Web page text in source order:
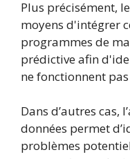
Plus précisément,
moyens d'intégrer
programmes de
prédictive afin
ne fonctionnent
Dans d’autres cas,
données permet
problèmes